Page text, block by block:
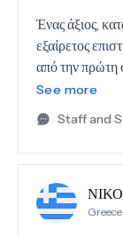
Ένας άξιος,
εξαίρετος
από την πρώτη
(Ευχαριστώ
Αλέξανδρο
See more
Staff and
Greece